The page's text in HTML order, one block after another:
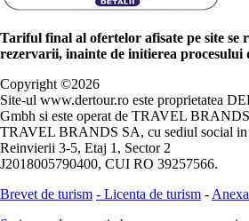
Tariful final al ofertelor afisate pe site se
rezervarii, inainte de initierea procesului
Copyright ©2026
Site-ul www.dertour.ro este proprietatea
Gmbh si este operat de TRAVEL
TRAVEL BRANDS SA, cu sediul social in
Reinvierii 3-5, Etaj 1, Sector 2
J2018005790400, CUI RO 39257566.
Brevet de turism - Licenta de turism -